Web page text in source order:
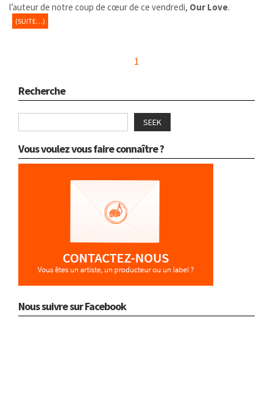
l’auteur de notre coup de cœur de ce vendredi, Our Love.
(SUITE…)
1
Recherche
SEEK
Vous voulez vous faire connaître ?
Nous suivre sur Facebook